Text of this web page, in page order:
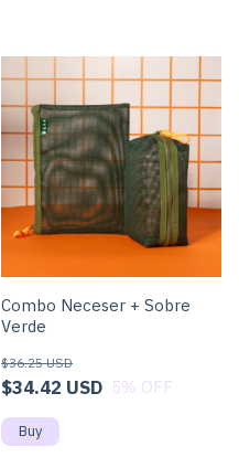
Combo Neceser + Sobre
Verde
$34.42 USD
$36.25 USD
5% OFF